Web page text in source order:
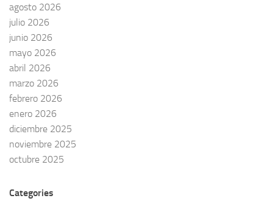
agosto 2026
julio 2026
junio 2026
mayo 2026
abril 2026
marzo 2026
febrero 2026
enero 2026
diciembre 2025
noviembre 2025
octubre 2025
Categories